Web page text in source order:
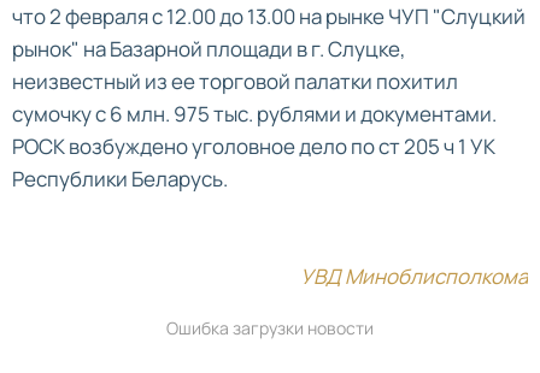
что 2 февраля с 12.00 до 13.00 на рынке ЧУП "Слуцкий
рынок" на Базарной площади в г. Слуцке,
неизвестный из ее торговой палатки похитил
сумочку с 6 млн. 975 тыс. рублями и документами.
РОСК возбуждено уголовное дело по ст 205 ч 1 УК
Республики Беларусь.
УВД Миноблисполкома
Ошибка загрузки новости